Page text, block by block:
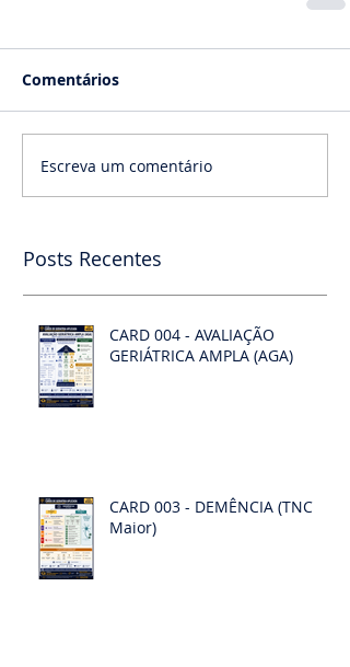
Comentários
Escreva um comentário
Posts Recentes
CARD 004 - AVALIAÇÃO
GERIÁTRICA AMPLA (AGA)
CARD 003 - DEMÊNCIA (TNC
Maior)